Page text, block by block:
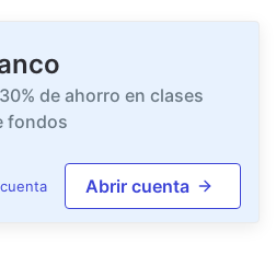
de ahorro en clases
fondos
Abrir cuenta